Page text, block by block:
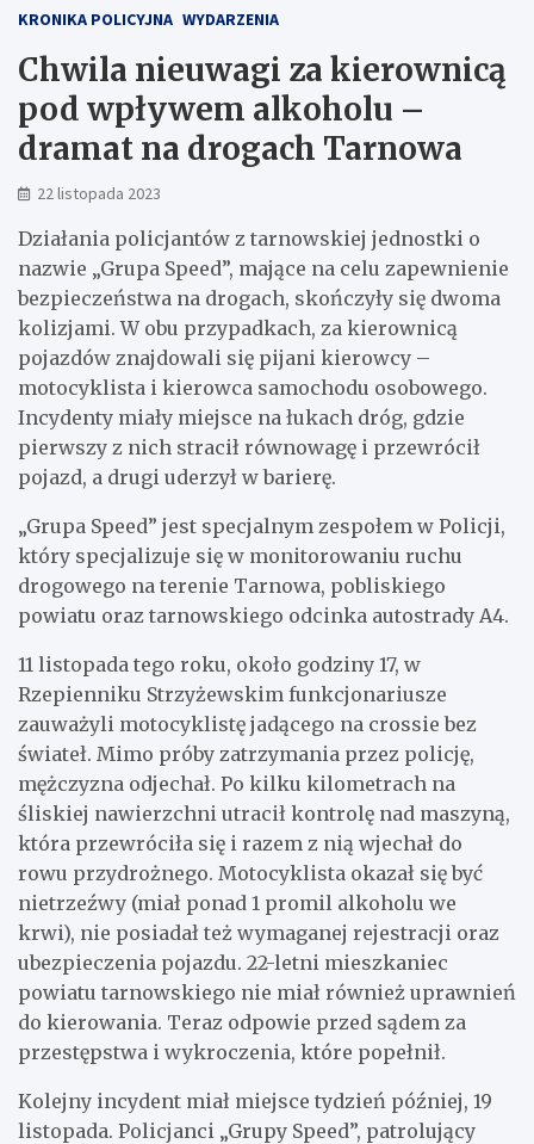
KRONIKA POLICYJNA WYDARZENIA
Chwila nieuwagi za kierownicą
pod wpływem alkoholu –
dramat na drogach Tarnowa
22 listopada 2023
Działania policjantów z tarnowskiej jednostki o
nazwie „Grupa Speed”, mające na celu zapewnienie
bezpieczeństwa na drogach, skończyły się dwoma
kolizjami. W obu przypadkach, za kierownicą
pojazdów znajdowali się pijani kierowcy –
motocyklista i kierowca samochodu osobowego.
Incydenty miały miejsce na łukach dróg, gdzie
pierwszy z nich stracił równowagę i przewrócił
pojazd, a drugi uderzył w barierę.
„Grupa Speed” jest specjalnym zespołem w Policji,
który specjalizuje się w monitorowaniu ruchu
drogowego na terenie Tarnowa, pobliskiego
powiatu oraz tarnowskiego odcinka autostrady A4.
11 listopada tego roku, około godziny 17, w
Rzepienniku Strzyżewskim funkcjonariusze
zauważyli motocyklistę jadącego na crossie bez
świateł. Mimo próby zatrzymania przez policję,
mężczyzna odjechał. Po kilku kilometrach na
śliskiej nawierzchni utracił kontrolę nad maszyną,
która przewróciła się i razem z nią wjechał do
rowu przydrożnego. Motocyklista okazał się być
nietrzeźwy (miał ponad 1 promil alkoholu we
krwi), nie posiadał też wymaganej rejestracji oraz
ubezpieczenia pojazdu. 22-letni mieszkaniec
powiatu tarnowskiego nie miał również uprawnień
do kierowania. Teraz odpowie przed sądem za
przestępstwa i wykroczenia, które popełnił.
Kolejny incydent miał miejsce tydzień później, 19
listopada. Policjanci „Grupy Speed”, patrolujący